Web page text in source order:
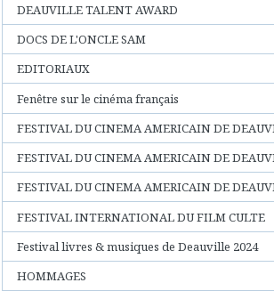
DEAUVILLE TALENT AWARD
DOCS DE L'ONCLE SAM
EDITORIAUX
Fenêtre sur le cinéma français
FESTIVAL DU CINEMA AMERICAIN DE
FESTIVAL DU CINEMA AMERICAIN DE
FESTIVAL DU CINEMA AMERICAIN DE
FESTIVAL INTERNATIONAL DU FILM CULTE
Festival livres & musiques de Deauville 2024
HOMMAGES